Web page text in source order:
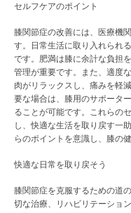
セルフケアのポイント
膝関節症の改善には、医療機
す。日常生活に取り入れられ
です。肥満は膝に余計な負担
管理が重要です。また、適度
肉がリラックスし、痛みを軽
要な場合は、膝用のサポータ
ることが可能です。これらの
し、快適な生活を取り戻す一
らのポイントを意識し、膝の
快適な日常を取り戻そう
膝関節症を克服するための道
切な治療、リハビリテーショ